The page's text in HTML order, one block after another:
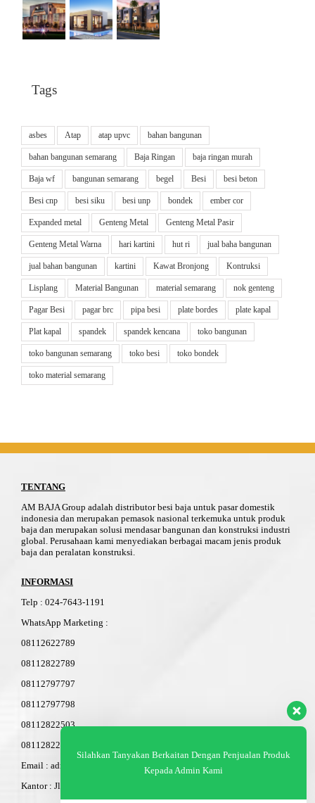
Tags
asbes Atap atap upvc bahan bangunan
bahan bangunan semarang Baja Ringan baja ringan murah
Baja wf bangunan semarang begel Besi besi beton
Besi cnp besi siku besi unp bondek ember cor
Expanded metal Genteng Metal Genteng Metal Pasir
Genteng Metal Warna hari kartini hut ri jual baha bangunan
jual bahan bangunan kartini Kawat Bronjong Kontruksi
Lisplang Material Bangunan material semarang nok genteng
Pagar Besi pagar brc pipa besi plate bordes plate kapal
Plat kapal spandek spandek kencana toko bangunan
toko bangunan semarang toko besi toko bondek
toko material semarang
TENTANG
AM BAJA Group adalah distributor besi baja untuk pasar domestik
indonesia dan merupakan pemasok nasional terkemuka untuk produk
baja dan merupakan solusi mendasar bangunan dan konstruksi industri
global. Perusahaan kami menyediakan berbagai macam jenis produk
baja dan peralatan konstruksi.
INFORMASI
Telp : 024-7643-11 91
WhatsApp Marketing :
08112622789
08112822789
08112797797
08112797798
08112822503
08112822603
Email : admin@am-baja.com
Kantor : Jl. Gatot Subroto 7b Semarang.
Silahkan Tanyakan Berkaitan Dengan Penjualan Produk
Kepada Admin Kami